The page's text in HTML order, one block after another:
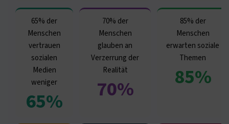
65% der
Menschen
vertrauen
sozialen
Medien
weniger
65%
70% der
Menschen
glauben an
Verzerrung der
Realität
70%
85% der
Menschen
erwarten soziale
Themen
85%